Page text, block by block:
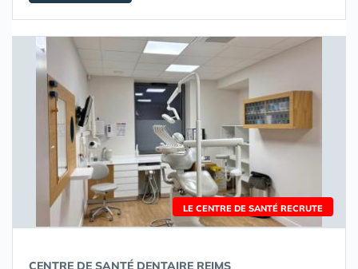
LE CENTRE DE SANTÉ RECRUTE
CENTRE DE SANTÉ DENTAIRE REIMS